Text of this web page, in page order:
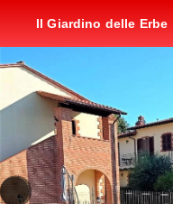
Il Giardino delle Erbe